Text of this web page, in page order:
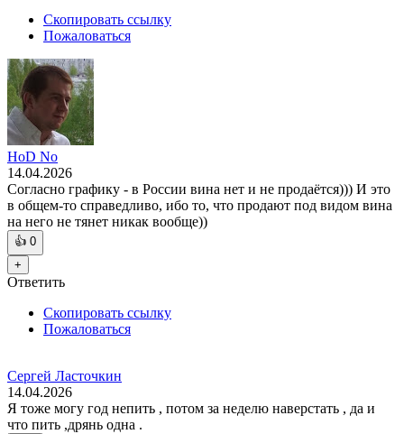
Скопировать ссылку
Пожаловаться
HoD No
14.04.2026
Согласно графику - в России вина нет и не продаётся))) И это
в общем-то справедливо, ибо то, что продают под видом вина
на него не тянет никак вообще))
👍 0
+
Ответить
Скопировать ссылку
Пожаловаться
Сергей Ласточкин
14.04.2026
Я тоже могу год непить , потом за неделю наверстать , да и
что пить ,дрянь одна .